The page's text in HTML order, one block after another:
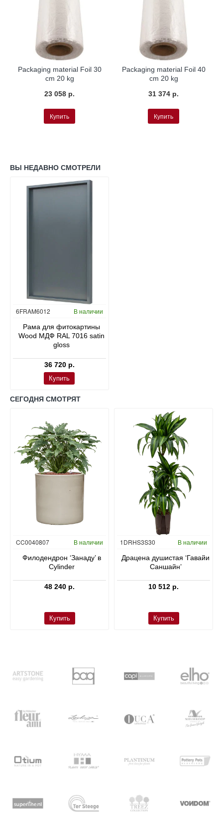
Packaging material Foil 30
cm 20 kg
23 058 р.
Купить
Packaging material Foil 40
cm 20 kg
31 374 р.
Купить
ВЫ НЕДАВНО СМОТРЕЛИ
6FRAM6012 В наличии
Рама для фитокартины
Wood МДФ RAL 7016 satin
gloss
36 720 р.
Купить
СЕГОДНЯ СМОТРЯТ
CC0040807 В наличии
Филодендрон ‘Занаду’ в
Cylinder
48 240 р.
Купить
Гидропоника
1DRHS3S30 В наличии
Драцена душистая ‘Гавайи
Саншайн’
10 512 р.
Купить